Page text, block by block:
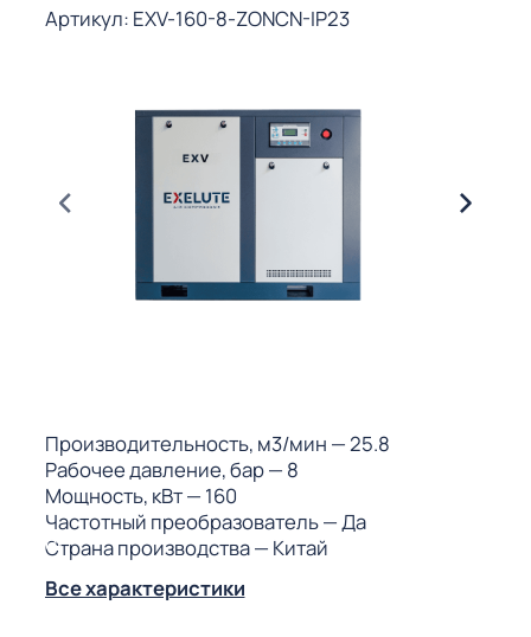
Артикул: EXV-160-8-ZONCN-IP23
Производительность, м3/мин — 25.8
Рабочее давление, бар— 8
Мощность, кВт— 160
Частотный преобразователь— Да
Страна производства— Китай
Все характеристики
(МКС)